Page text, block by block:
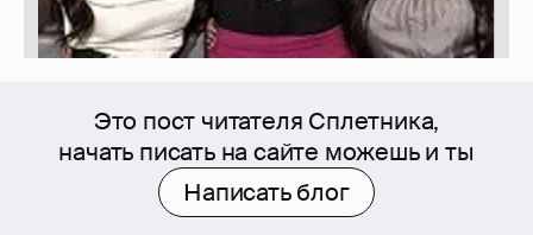
Это пост читателя Сплетника,
начать писать на сайте можешь и ты
Написать блог